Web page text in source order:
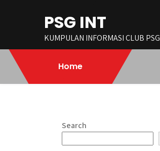
PSG INT
KUMPULAN INFORMASI CLUB PSG
Home
Search